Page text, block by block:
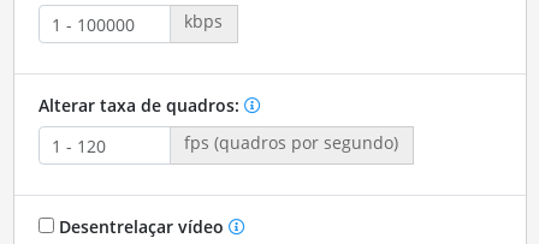
kbps
Alterar taxa de quadros:
fps (quadros por segundo)
Desentrelaçar vídeo